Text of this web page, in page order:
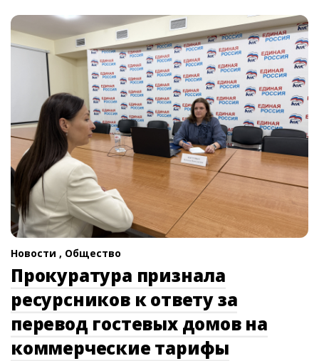
Новости , Общество
Прокуратура признала
ресурсников к ответу за
перевод гостевых домов на
коммерческие тарифы